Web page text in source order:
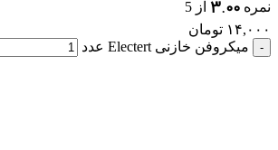
نمره 3.00 از 5
۱۴,۰۰۰ تومان
میکروفن خازنی Electert عدد